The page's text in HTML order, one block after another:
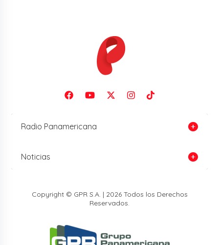
Radio Panamericana
Noticias
Copyright © GPR S.A. | 2026 Todos los Derechos
Reservados.